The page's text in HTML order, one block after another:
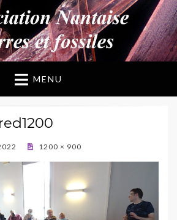
Pierres et Fossiles
MENU
1200 × 900